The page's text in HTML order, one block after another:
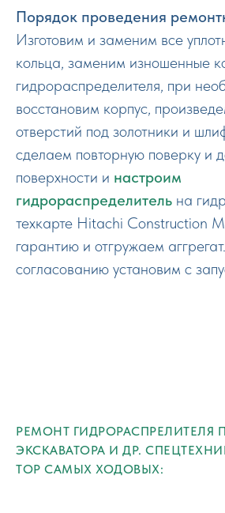
Порядок проведения
Изготовим и заменим все
кольца, заменим изношенные
гидрораспределителя, при
восстановим корпус,
отверстий под золотники и
сделаем повторную поверку и
поверхности и настроим
гидрораспределитель на
техкарте Hitachi Construction
гарантию и отгружаем
согласованию установим с
РЕМОНТ ГИДРОРАСПРЕЛИТЕЛЯ
ЭКСКАВАТОРА И ДР.
TOP САМЫХ ХОДОВЫХ: